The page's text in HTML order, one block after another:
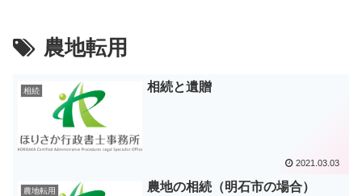
農地転用
相続 相続と遺贈
2021.03.03
農地転用 農地の相続（明石市の場合）